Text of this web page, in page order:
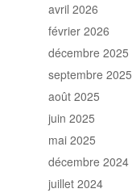
avril 2026
février 2026
décembre 2025
septembre 2025
août 2025
juin 2025
mai 2025
décembre 2024
juillet 2024